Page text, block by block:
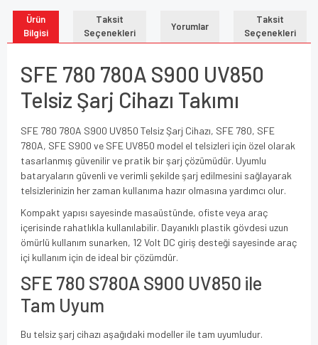
Ürün
Bilgisi
Taksit
Seçenekleri
Yorumlar
Taksit
Seçenekleri
SFE 780 780A S900 UV850
Telsiz Şarj Cihazı Takımı
SFE 780 780A S900 UV850 Telsiz Şarj Cihazı, SFE 780, SFE
780A, SFE S900 ve SFE UV850 model el telsizleri için özel olarak
tasarlanmış güvenilir ve pratik bir şarj çözümüdür. Uyumlu
bataryaların güvenli ve verimli şekilde şarj edilmesini sağlayarak
telsizlerinizin her zaman kullanıma hazır olmasına yardımcı olur.
Kompakt yapısı sayesinde masaüstünde, ofiste veya araç
içerisinde rahatlıkla kullanılabilir. Dayanıklı plastik gövdesi uzun
ömürlü kullanım sunarken, 12 Volt DC giriş desteği sayesinde araç
içi kullanım için de ideal bir çözümdür.
SFE 780 S780A S900 UV850 ile
Tam Uyum
Bu telsiz şarj cihazı aşağıdaki modeller ile tam uyumludur.